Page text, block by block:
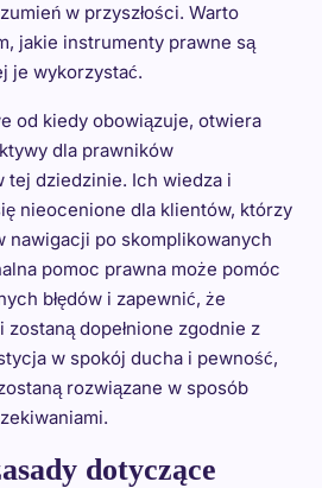
w przyszłości. Warto
jakie instrumenty prawne są
je wykorzystać.
od kiedy obowiązuje, otwiera
dla prawników
tej dziedzinie. Ich wiedza i
nieocenione dla klientów, którzy
nawigacji po skomplikowanych
pomoc prawna może pomóc
błędów i zapewnić, że
dopełnione zgodnie z
w spokój ducha i pewność,
rozwiązane w sposób
dotyczące